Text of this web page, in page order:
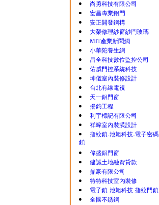
尚勇科技有限公司
宏昌專業鋁門
安正開發鋼構
大榮修理紗窗紗門玻璃
MIT產業新聞網
小華陀養生網
昌全科技數位監控公司
佑威門控系統科技
坤儀室內裝修設計
台北有線電視
天一鋁門窗
揚鈞工程
利宇標記有限公司
祥暐室內裝潢設計
指紋鎖-池旭科技-電子密碼
鎖
偉盛鋁門窗
建誠土地融資貸款
鼎豪有限公司
特特科技室內裝修
電子鎖-池旭科技-指紋門鎖
全國不銹鋼